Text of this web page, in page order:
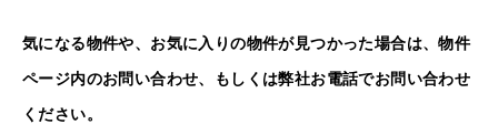
気になる物件や、お気に入りの物件が見つかった場合は、物件
ページ内のお問い合わせ、もしくは弊社お電話でお問い合わせ
ください。